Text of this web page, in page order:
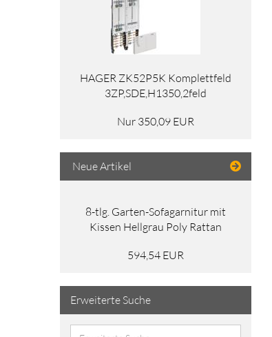
HAGER ZK52P5K Komplettfeld
3ZP,SDE,H1350,2feld
Nur 350,09 EUR
Neue Artikel
8-tlg. Garten-Sofagarnitur mit
Kissen Hellgrau Poly Rattan
594,54 EUR
Erweiterte Suche